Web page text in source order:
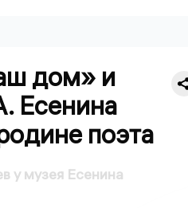
дом» и
Есенина
поэта
у музея Есенина